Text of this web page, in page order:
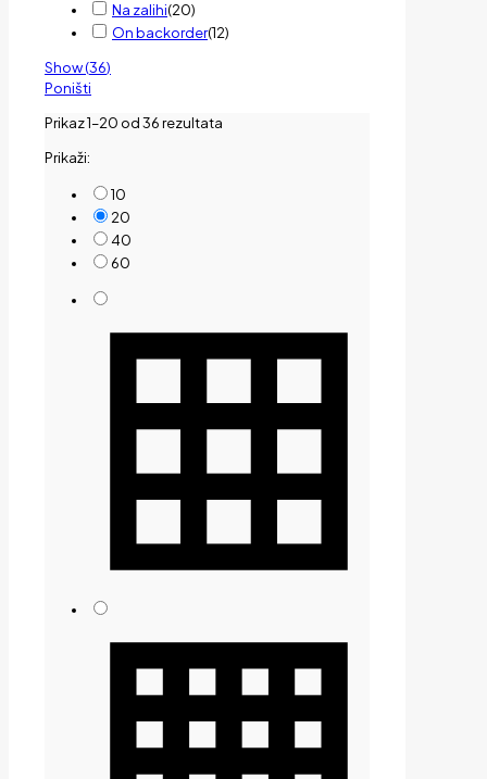
Na zalihi(20)
On backorder(12)
Show(36)
Poništi
Prikaz 1–20 od 36 rezultata
Prikaži:
10
20
40
60